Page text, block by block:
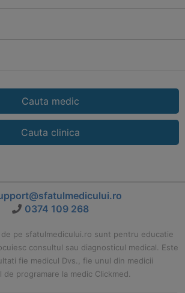
Cauta medic
Cauta clinica
0374 109 268
pe sfatulmedicului.ro sunt pentru educatie
consultul sau diagnosticul medical. Este
fie medicul Dvs., fie unul din medicii
programare la medic Clickmed.